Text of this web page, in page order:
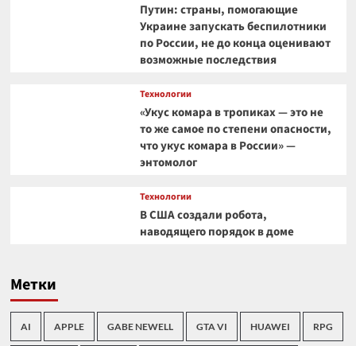
Путин: страны, помогающие
Украине запускать беспилотники
по России, не до конца оценивают
возможные последствия
Технологии
«Укус комара в тропиках — это не
то же самое по степени опасности,
что укус комара в России» —
энтомолог
Технологии
В США создали робота,
наводящего порядок в доме
Метки
AI APPLE GABE NEWELL GTA VI HUAWEI RPG